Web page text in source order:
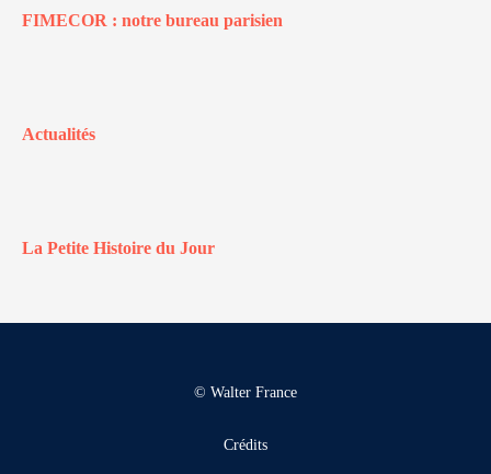
FIMECOR : notre bureau parisien
Actualités
La Petite Histoire du Jour
© Walter France
Crédits